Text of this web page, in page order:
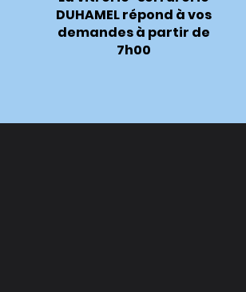
DUHAMEL répond à vos
demandes à partir de
7h00